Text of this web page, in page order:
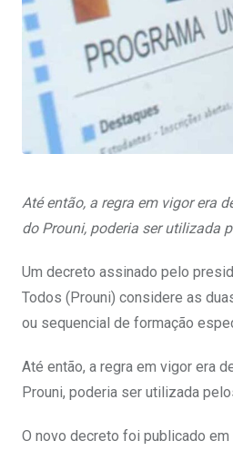
Até então, a regra em vigor era
do Prouni, poderia ser utilizada
Um decreto assinado pelo
Todos (Prouni) considere as
ou sequencial de formação
Até então, a regra em vigor era
Prouni, poderia ser utilizada
O novo decreto foi publicado em